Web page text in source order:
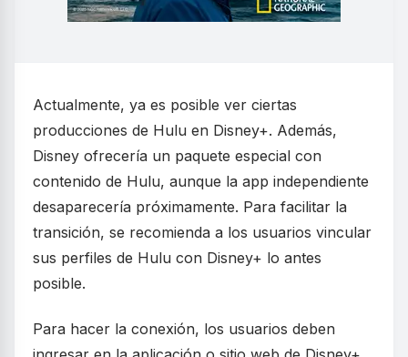
Actualmente, ya es posible ver ciertas
producciones de Hulu en Disney+. Además,
Disney ofrecería un paquete especial con
contenido de Hulu, aunque la app independiente
desaparecería próximamente. Para facilitar la
transición, se recomienda a los usuarios vincular
sus perfiles de Hulu con Disney+ lo antes
posible.
Para hacer la conexión, los usuarios deben